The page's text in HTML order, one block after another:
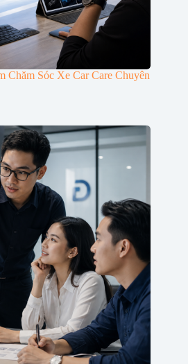
Chăm Sóc Xe Car Care Chuyên